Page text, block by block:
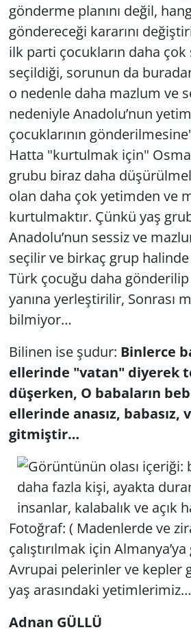
gönderme planını değil,
göndereceği kararını
ilk parti çocukların daha
seçildiği, sorunun da
o nedenle daha mazlum ve
nedeniyle Anadolu’nun
çocuklarının
Hatta "kurtulmak için"
grubu biraz daha
olan daha çok yetimden ve
kurtulmaktır. Çünkü yaş
Anadolu’nun sessiz ve
seçilir ve birkaç grup
Türk çocuğu daha
yanına yerleştirilir, Sonrası
bilmiyor…
Bilinen ise şudur: Binlerce
ellerinde "vatan" diyerek
düşerken, O babaların
ellerinde anasız, babasız,
gitmiştir…
Fotoğraf: ( Madenlerde ve
çalıştırılmak için
Avrupai pelerinler ve kepler
yaş arasındaki
Adnan GÜLLÜ